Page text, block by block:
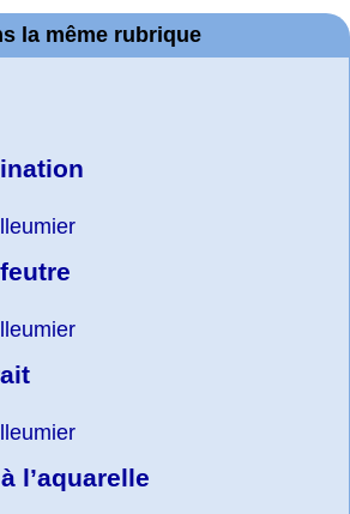
la même rubrique
l’aquarelle